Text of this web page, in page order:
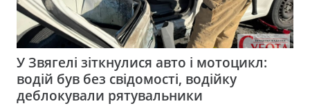
У Звягелі зіткнулися авто і мотоцикл:
водій був без свідомості, водійку
деблокували рятувальники